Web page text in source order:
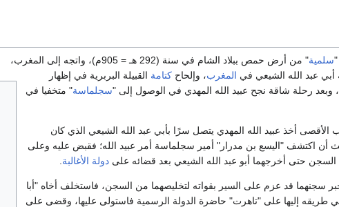
"سلمية
" من أرض حمص ببلاد الشام في سنة (292 هـ = 905م)، واتجه إلى المغرب،
أبي عبد الله الشيعي في المغرب، وإلحاح كتامة القبيلة البربرية في إظهار
وبعد رحلة شاقة نجح عبيد الله المهدي في الوصول إلى "سجلماسة" متخفيا في
أخذ عبيد الله المهدي يتصل سرًا بأبي عبد الله الشيعي الذي كان
أن اكتشف "اليسع بن مدرار" أمير سجلماسة أمر عبيد الله؛ فقبض عليه وعلى
حتى أخرجهما أبو عبد الله الشيعي بعد قضائه على دولة الأغالبة
سجنهما قد عزم على السير بقواته لتخليصهما من السجن، فاستخلف أخاه "أبا
طريقه إليها على "تاهرت" حاضرة الدولة الرسمية فاستولى عليها، وقضى على